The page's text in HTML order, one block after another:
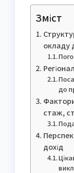
Зміст
окладу
до
стаж,
дохід